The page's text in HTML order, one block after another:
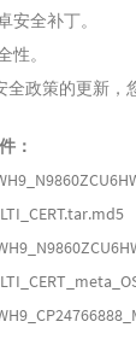
安全补丁。
性。
政策的更新，
：